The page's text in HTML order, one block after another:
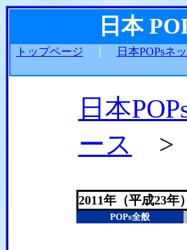
日本
トップページ 日本POPsネ
日本
ース
>
2011年（平成23年
POPs全般